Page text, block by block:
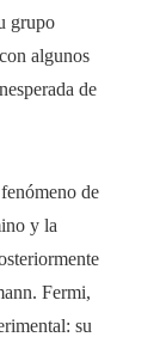
grupo
algunos
de
de
y la
Fermi,
su